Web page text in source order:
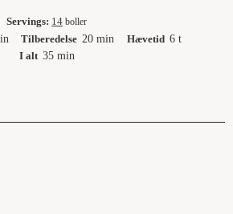
Servings: 14 boller
Tilberedelse 20minutter
min Hævetid 6timer
t
I alt 35minutter
min